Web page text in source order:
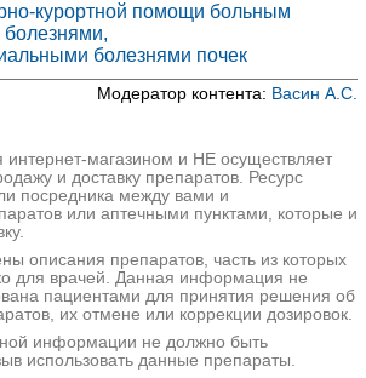
курортной помощи больным
болезнями почек
Модератор контента: Васин А.С.
интернет-магазином и НЕ осуществляет
и доставку препаратов. Ресурс
посредника между вами и
или аптечными пунктами, которые и
описания препаратов, часть из которых
для врачей. Данная информация не
пациентами для принятия решения об
их отмене или коррекции дозировок.
информации не должно быть
использовать данные препараты.